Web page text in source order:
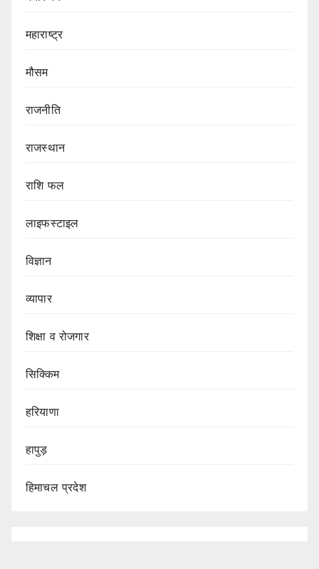
महाराष्ट्र
मौसम
राजनीति
राजस्थान
राशि फल
लाइफस्टाइल
विज्ञान
व्यापार
शिक्षा व रोजगार
सिक्किम
हरियाणा
हापुड़
हिमाचल प्रदेश